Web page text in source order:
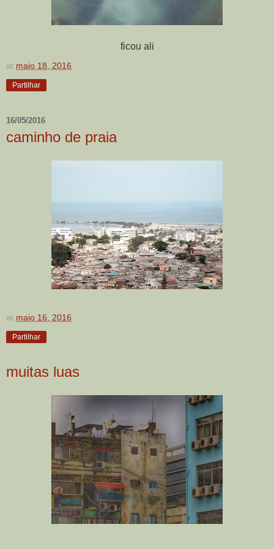
ficou ali
at maio 18, 2016
Partilhar
16/05/2016
caminho de praia
at maio 16, 2016
Partilhar
muitas luas